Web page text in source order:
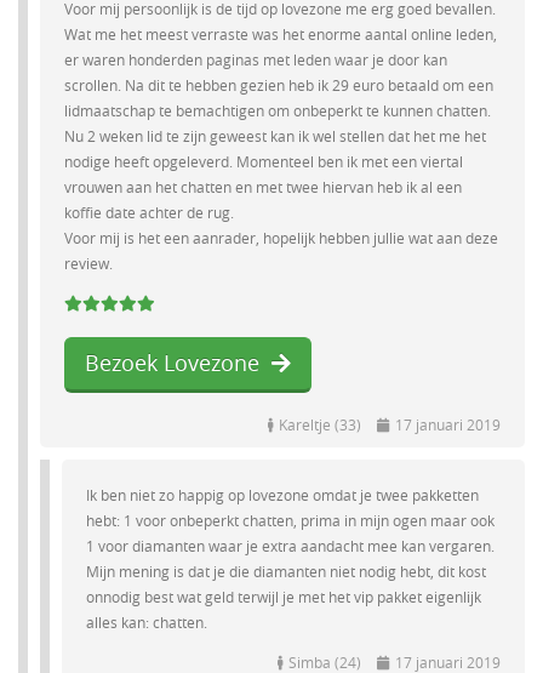
Voor mij persoonlijk is de tijd op lovezone me erg goed bevallen.
Wat me het meest verraste was het enorme aantal online leden,
er waren honderden paginas met leden waar je door kan
scrollen. Na dit te hebben gezien heb ik 29 euro betaald om een
lidmaatschap te bemachtigen om onbeperkt te kunnen chatten.
Nu 2 weken lid te zijn geweest kan ik wel stellen dat het me het
nodige heeft opgeleverd. Momenteel ben ik met een viertal
vrouwen aan het chatten en met twee hiervan heb ik al een
koffie date achter de rug.
Voor mij is het een aanrader, hopelijk hebben jullie wat aan deze
review.
Bezoek Lovezone
Kareltje (33) 17 januari 2019
Ik ben niet zo happig op lovezone omdat je twee pakketten
hebt: 1 voor onbeperkt chatten, prima in mijn ogen maar ook
1 voor diamanten waar je extra aandacht mee kan vergaren.
Mijn mening is dat je die diamanten niet nodig hebt, dit kost
onnodig best wat geld terwijl je met het vip pakket eigenlijk
alles kan: chatten.
Simba (24) 17 januari 2019